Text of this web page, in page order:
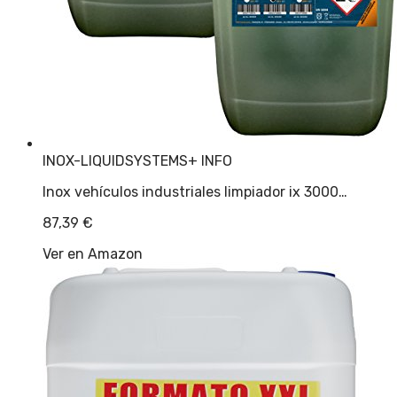
INOX-LIQUIDSYSTEMS+ INFO
Inox vehículos industriales limpiador ix 3000…
87,39 €
Ver en Amazon